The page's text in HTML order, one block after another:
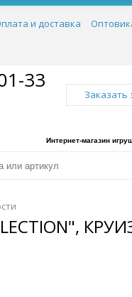
и доставка
33
Заказать
Интернет-магазин